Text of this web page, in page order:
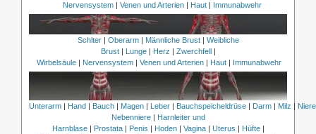
Nervensystem | Venen und Arterien | Haut | Immunabwehr
Schlter| Oberarm| Männliche Brust| Weibliche
Brust| Lunge| Herz | Zwerchfell|
Wirbelsäule | Nervensystem | Venen und Arterien | Haut | Immunabwehr
Unterarm| Hand| Bauch| Magen| Leber| Bauchspeicheldrüse| Darm| Milz |
Nebenniere| Harnleiter und
Harnblase| Prostata| Penis | Hoden| Vagina| Uterus | Hüfte|